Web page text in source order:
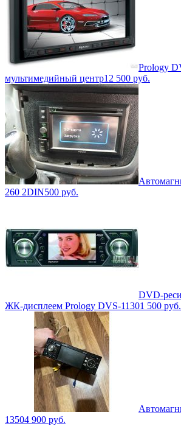
Prology
мультимедийный центр12 500 руб.
260 2DIN500 руб.
DVD-
ЖК-дисплеем Prology DVS-11301 500 руб.
13504 900 руб.